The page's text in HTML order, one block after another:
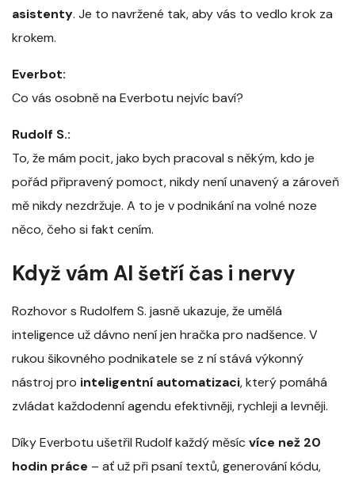
asistenty. Je to navržené tak, aby vás to vedlo krok za
krokem.
Everbot:
Co vás osobně na Everbotu nejvíc baví?
Rudolf S.:
To, že mám pocit, jako bych pracoval s někým, kdo je
pořád připravený pomoct, nikdy není unavený a zároveň
mě nikdy nezdržuje. A to je v podnikání na volné noze
něco, čeho si fakt cením.
Když vám AI šetří čas i nervy
Rozhovor s Rudolfem S. jasně ukazuje, že umělá
inteligence už dávno není jen hračka pro nadšence. V
rukou šikovného podnikatele se z ní stává výkonný
nástroj pro inteligentní automatizaci, který pomáhá
zvládat každodenní agendu efektivněji, rychleji a levněji.
Díky Everbotu ušetřil Rudolf každý měsícvíce než 20
hodin práce – ať už při psaní textů, generování kódu,